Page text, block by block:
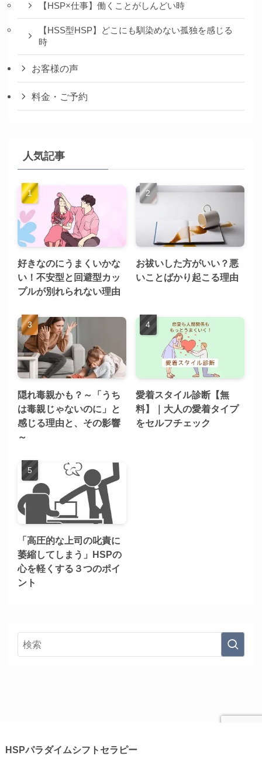
【HSP×仕事】働くことがしんどい時
【HSS型HSP】どこにも馴染めない孤独を感じる
時
お客様の声
料金・ご予約
人気記事
好きなのにうまくいかな
い！不安型と回避型カッ
プルが別れられない理由
お祓いした方がいい？悪
いことばかり起こる理由
隠れ毒親かも？～「うち
は毒親じゃないのに」と
感じる理由と、その影響
～
愛着スタイル診断【無
料】｜大人の愛着タイプ
をセルフチェック
「高圧的な上司の叱責に
萎縮してしまう」HSPの
心を軽くする３つのポイ
ント
HSPパラダイムシフトセラピー